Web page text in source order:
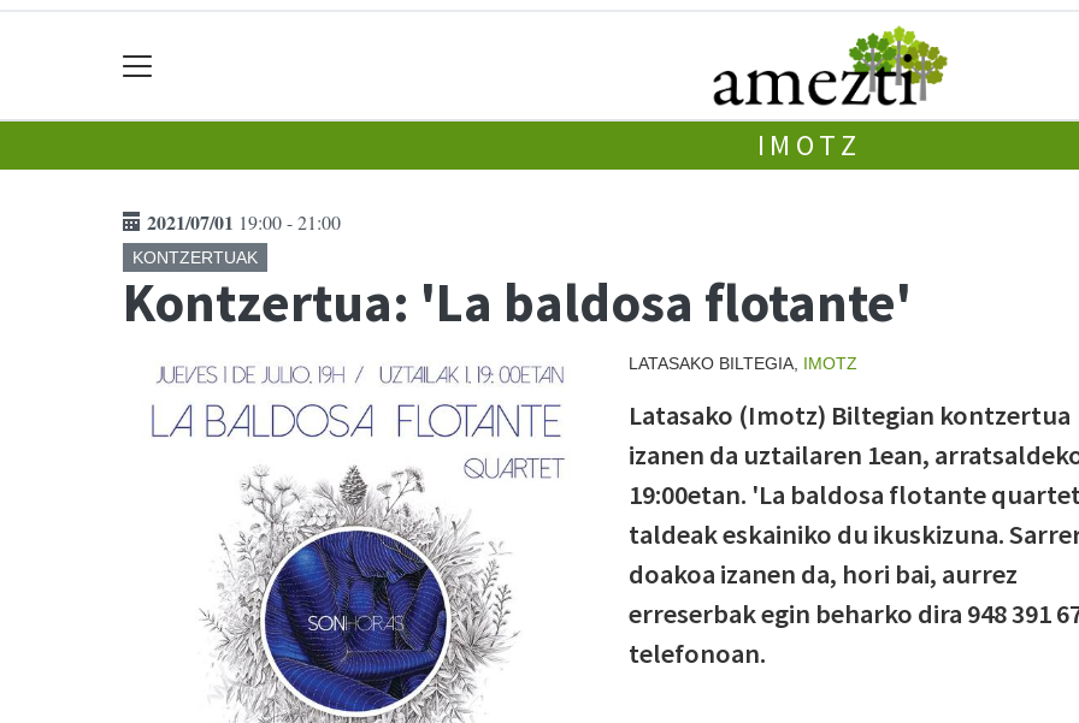
IMOTZ
2021/07/01 19:00 - 21:00
KONTZERTUAK
Kontzertua: 'La baldosa flotante'
LATASAKO BILTEGIA, IMOTZ
Latasako (Imotz) Biltegian kontzertua
izanen da uztailaren 1ean,
19:00etan. 'La baldosa flotante
taldeak eskainiko du ikuskizuna.
doakoa izanen da, hori bai, aurrez
erreserbak egin beharko dira 948 391
telefonoan.